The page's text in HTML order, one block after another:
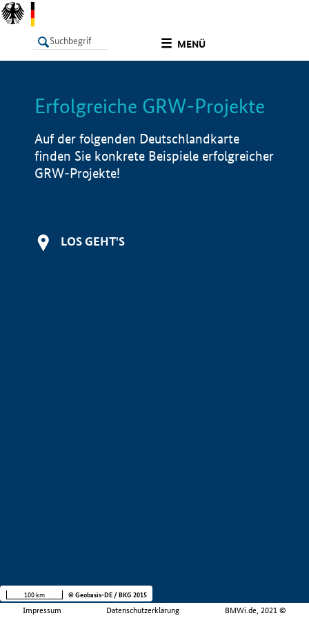
MENÜ
LISTE Info
Erfolgreiche GRW-Projekte
Auf der folgenden Deutschlandkarte
finden Sie konkrete Beispiele erfolgreicher
GRW-Projekte!
LOS GEHT'S
Impressum Datenschutzerklärung BMWi.de, 2021 ©
100 km © Geobasis-DE / BKG 2015